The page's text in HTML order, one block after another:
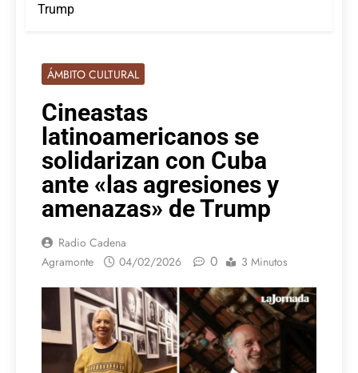
Trump
ÁMBITO CULTURAL
Cineastas
latinoamericanos se
solidarizan con Cuba
ante «las agresiones y
amenazas» de Trump
Radio Cadena
Agramonte
04/02/2026 0 3 Minutos